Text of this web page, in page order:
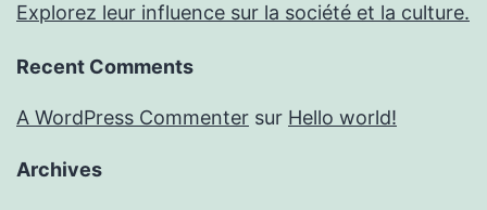
Explorez leur influence sur la société et la culture.
Recent Comments
A WordPress Commenter sur Hello world!
Archives